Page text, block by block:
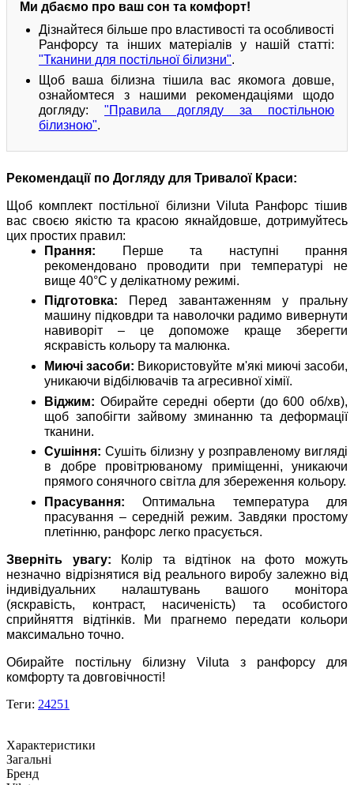
Ми дбаємо про ваш сон та комфорт!
Дізнайтеся більше про властивості та особливості
Ранфорсу та інших матеріалів у нашій статті:
"Тканини для постільної білизни".
Щоб ваша білизна тішила вас якомога довше,
ознайомтеся з нашими рекомендаціями щодо
догляду: "Правила догляду за постільною
білизною".
Рекомендації по Догляду для Тривалої Краси:
Щоб комплект постільної білизни Viluta Ранфорс тішив
вас своєю якістю та красою якнайдовше, дотримуйтесь
цих простих правил:
Прання: Перше та наступні прання
рекомендовано проводити при температурі не
вище 40°C у делікатному режимі.
Підготовка: Перед завантаженням у пральну
машину підковдри та наволочки радимо вивернути
навиворіт – це допоможе краще зберегти
яскравість кольору та малюнка.
Миючі засоби: Використовуйте м'які миючі засоби,
уникаючи відбілювачів та агресивної хімії.
Віджим: Обирайте середні оберти (до 600 об/хв),
щоб запобігти зайвому зминанню та деформації
тканини.
Сушіння: Сушіть білизну у розправленому вигляді
в добре провітрюваному приміщенні, уникаючи
прямого сонячного світла для збереження кольору.
Прасування: Оптимальна температура для
прасування – середній режим. Завдяки простому
плетінню, ранфорс легко прасується.
Зверніть увагу: Колір та відтінок на фото можуть
незначно відрізнятися від реального виробу залежно від
індивідуальних налаштувань вашого монітора
(яскравість, контраст, насиченість) та особистого
сприйняття відтінків. Ми прагнемо передати кольори
максимально точно.
Обирайте постільну білизну Viluta з ранфорсу для
комфорту та довговічності!
Теги: 24251
Характеристики
Загальні
Бренд